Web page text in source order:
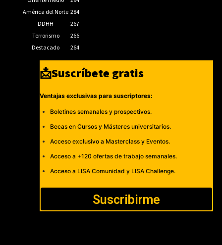
América del Norte 284
DDHH
267
Terrorismo
266
Destacado
264
📩Suscríbete gratis
Ventajas exclusivas para suscriptores:
Boletines semanales y prospectivos.
Becas en Cursos y Másteres universitarios.
Acceso exclusivo a Masterclass y Eventos.
Acceso a +120 ofertas de trabajo semanales.
Acceso a LISA Comunidad y LISA Challenge.
Suscribirme